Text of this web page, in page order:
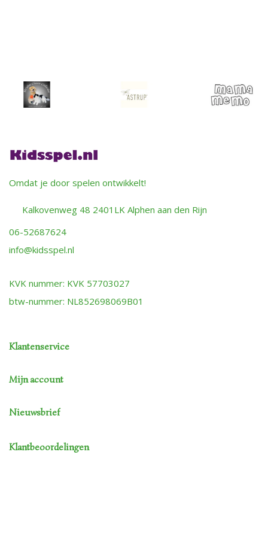
Omdat je door spelen ontwikkelt!
Kalkovenweg 48 2401LK Alphen aan den Rijn
06-52687624
info@kidsspel.nl
KVK nummer: KVK 57703027
btw-nummer: NL852698069B01
Klantenservice
Mijn account
Nieuwsbrief
Klantbeoordelingen